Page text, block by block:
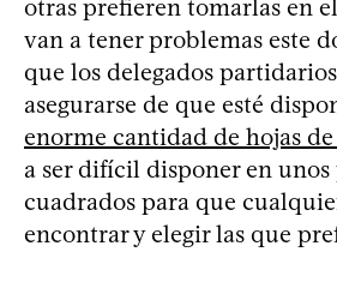
otras prefieren tomarlas en
van a tener problemas este
que los delegados
asegurarse de que esté
enorme cantidad de hojas
a ser difícil disponer en unos
cuadrados para que
encontrar y elegir las que